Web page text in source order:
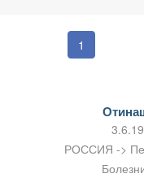
1
РОССИЯ ->